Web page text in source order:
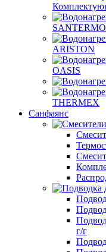
SANTERMO
ARISTON
OASIS
THERMEX
Санфаянс
г/г